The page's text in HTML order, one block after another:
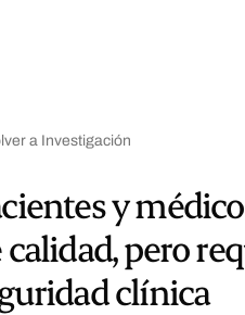
a Investigación
y
calidad, pero
clínica